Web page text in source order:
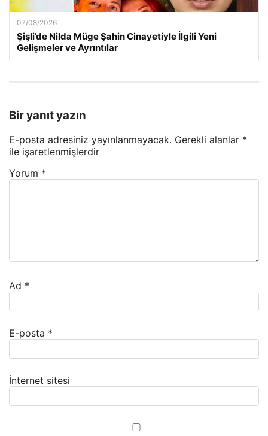
07/08/2026
Şişli’de Nilda Müge Şahin Cinayetiyle İlgili Yeni
Gelişmeler ve Ayrıntılar
Bir yanıt yazın
E-posta adresiniz yayınlanmayacak. Gerekli alanlar *
ile işaretlenmişlerdir
Yorum *
Ad *
E-posta *
İnternet sitesi